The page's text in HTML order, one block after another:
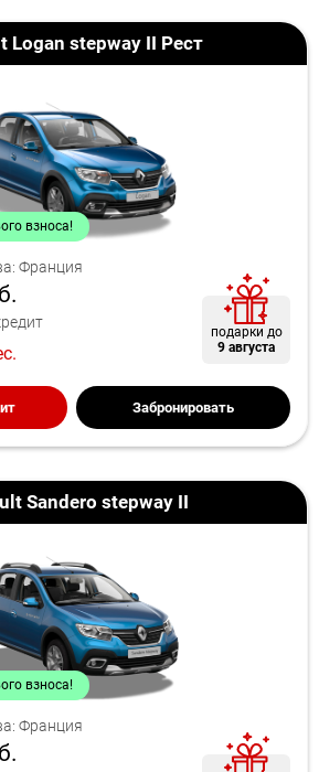
Logan stepway II Рест
взноса!
Франция
подарки до
9 августа
Забронировать
Sandero stepway II
взноса!
Франция